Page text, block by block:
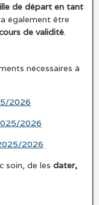
de départ en tant
également être
de validité.
nécessaires à
2026
2026
2026
soin, de les dater,